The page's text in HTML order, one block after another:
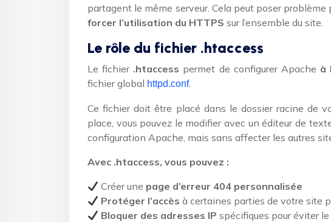
partagent le même serveur. Cela peut poser
forcer l’utilisation du HTTPS sur l’ensemble du site.
Le rôle du fichier .htaccess
Le fichier .htaccess permet de configurer Apache à
fichier global httpd.conf.
Ce fichier doit être placé dans le dossier racine de
place, vous pouvez le modifier avec un éditeur de
configuration Apache, mais sans affecter les autres
Avec .htaccess, vous pouvez :
Créer une page d’erreur 404 personnalisée
Protéger l’accès à certaines parties de votre site
Bloquer des adresses IP spécifiques pour éviter